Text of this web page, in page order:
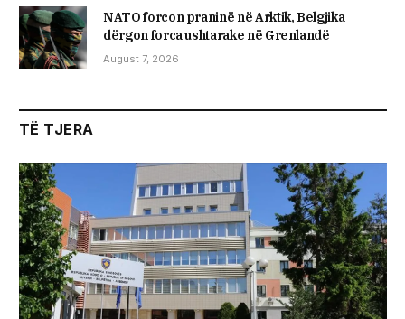
NATO forcon praninë në Arktik, Belgjika
dërgon forca ushtarake në Grenlandë
August 7, 2026
TË TJERA